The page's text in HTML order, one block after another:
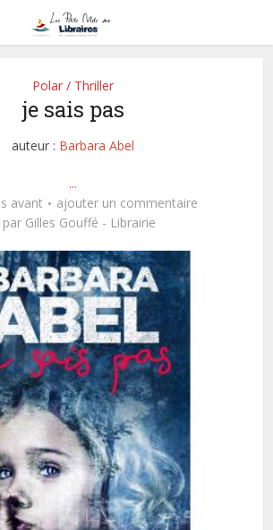
Polar / Thriller
je sais pas
auteur : Barbara Abel
...
avant
ajouter un commentaire
par Gilles Gouffé - Librairie